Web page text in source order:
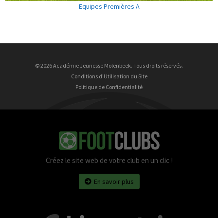
Equipes Premières A
© 2026 Académie Jeunesse Molenbeek. Tous droits réservés.
Conditions d'Utilisation du Site
Politique de Confidentialité
Créez le site web de votre club en un clic !
En savoir plus